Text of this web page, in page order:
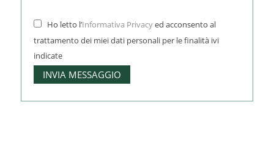
Ho letto l’Informativa Privacyed acconsento al
trattamento dei miei dati personali per le finalità ivi
indicate